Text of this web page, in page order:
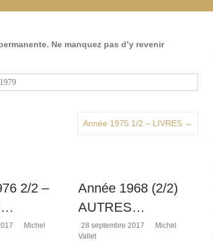
Ne manquez pas d’y revenir
Année 1975 1/2 – LIVRES →
2/2 –
Michel
Année 1968 (2/2)
AUTRES…
28 septembre 2017
Michel
Vallet